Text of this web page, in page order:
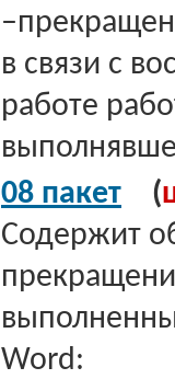
в связи с
работе
08 пакет
(
Содержит
Word: